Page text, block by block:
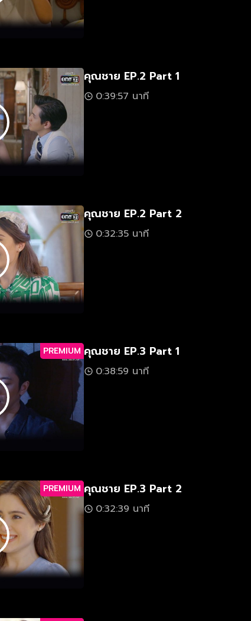
คุณชาย EP.2 Part 1
0:39:57 นาที
คุณชาย EP.2 Part 2
0:32:35 นาที
PREMIUM คุณชาย EP.3 Part 1
0:38:59 นาที
PREMIUM คุณชาย EP.3 Part 2
0:32:39 นาที